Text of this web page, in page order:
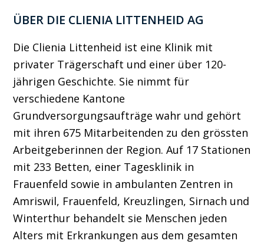
ÜBER DIE CLIENIA LITTENHEID AG
Die Clienia Littenheid ist eine Klinik mit
privater Trägerschaft und einer über 120-
jährigen Geschichte. Sie nimmt für
verschiedene Kantone
Grundversorgungsaufträge wahr und gehört
mit ihren 675 Mitarbeitenden zu den grössten
Arbeitgeberinnen der Region. Auf 17 Stationen
mit 233 Betten, einer Tagesklinik in
Frauenfeld sowie in ambulanten Zentren in
Amriswil, Frauenfeld, Kreuzlingen, Sirnach und
Winterthur behandelt sie Menschen jeden
Alters mit Erkrankungen aus dem gesamten